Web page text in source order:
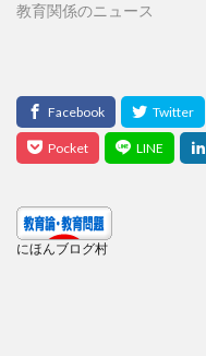
教育関係のニュース
にほんブログ村